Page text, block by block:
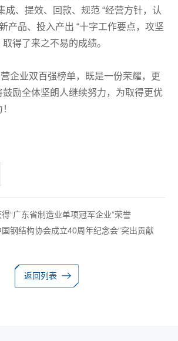
成、提效、回款、规范 “经营方针，认
产品、投入产出 “十字工作要点，攻坚
得了来之不易的成绩。
业双百强榜单，既是一份荣耀，更
鼓励全体坚朗人继续努力，为取得更优
“广东省制造业单项冠军企业”荣誉
钢结构协会成立40周年纪念会“突出贡献
返回列表